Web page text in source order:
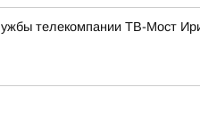
телекомпании ТВ-Мост